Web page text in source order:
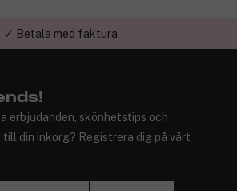
✓ Betala med faktura
erbjudanden, skönhetstips och
din inkorg? Registrera dig på vårt